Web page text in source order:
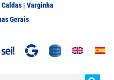
| Varginha
Gerais